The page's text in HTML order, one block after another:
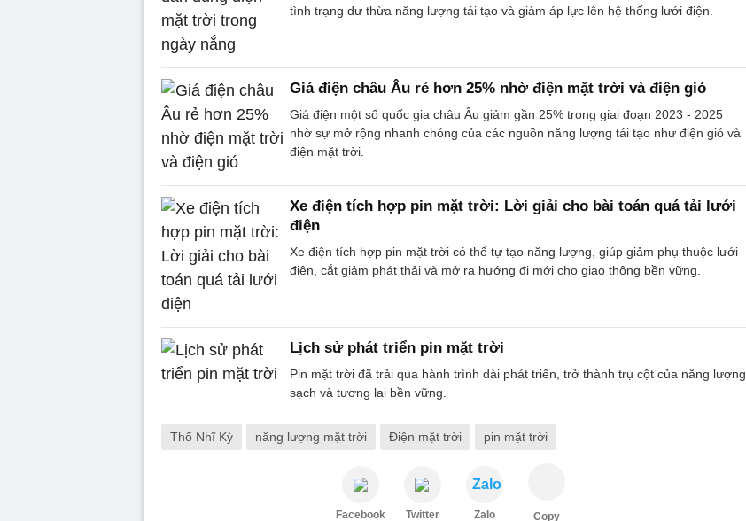
tình trạng dư thừa năng lượng tái tạo và giảm áp lực lên hệ thống lưới điện.
Giá điện châu Âu rẻ hơn 25% nhờ điện mặt trời và điện gió
Giá điện một số quốc gia châu Âu giảm gần 25% trong giai đoạn 2023 - 2025
nhờ sự mở rộng nhanh chóng của các nguồn năng lượng tái tạo như điện gió và
điện mặt trời.
Xe điện tích hợp pin mặt trời: Lời giải cho bài toán quá tải lưới
điện
Xe điện tích hợp pin mặt trời có thể tự tạo năng lượng, giúp giảm phụ thuộc lưới
điện, cắt giảm phát thải và mở ra hướng đi mới cho giao thông bền vững.
Lịch sử phát triển pin mặt trời
Pin mặt trời đã trải qua hành trình dài phát triển, trở thành trụ cột của năng lượng
sạch và tương lai bền vững.
Thổ Nhĩ Kỳ năng lượng mặt trời Điện mặt trời pin mặt trời
Facebook Twitter
Zalo
Zalo Copy